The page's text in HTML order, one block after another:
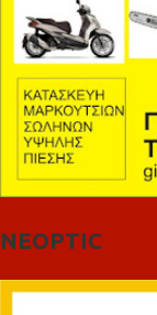
NEOPTIC